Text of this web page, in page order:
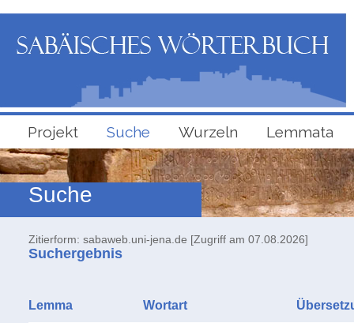
Projekt Suche Wurzeln Lemmata
Suche
Zitierform: sabaweb.uni-jena.de [Zugriff am 07.08.2026]
Suchergebnis
Lemma Wortart